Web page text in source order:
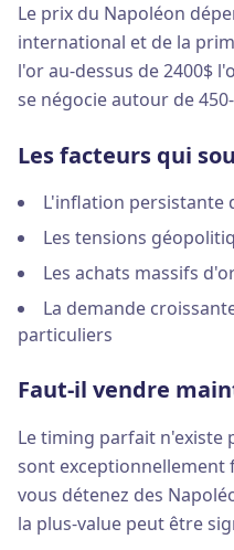
Le prix du Napoléon
international et de la
l'or au-dessus de 2400$
se négocie autour de
Les facteurs qui
L'inflation persistante
Les tensions
Les achats massifs
La demande
particuliers
Faut-il vendre
Le timing parfait n'existe
sont exceptionnellement
vous détenez des
la plus-value peut être